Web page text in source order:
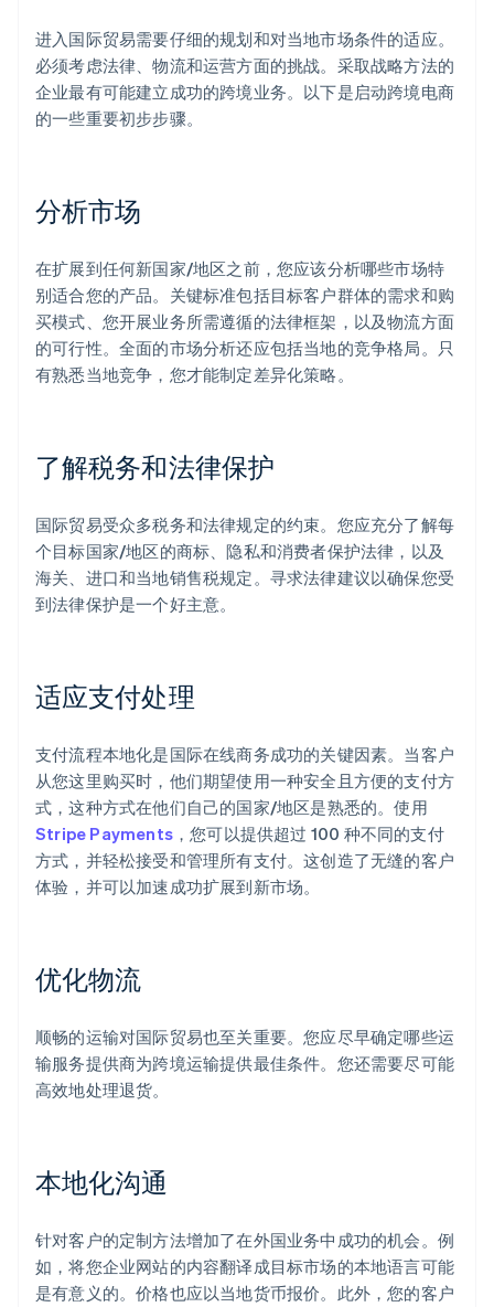
进入国际贸易需要仔细的规划和对当地市场条件的适应。
必须考虑法律、物流和运营方面的挑战。采取战略方法的
企业最有可能建立成功的跨境业务。以下是启动跨境电商
的一些重要初步步骤。
分析市场
在扩展到任何新国家/地区之前，您应该分析哪些市场特
别适合您的产品。关键标准包括目标客户群体的需求和购
买模式、您开展业务所需遵循的法律框架，以及物流方面
的可行性。全面的市场分析还应包括当地的竞争格局。只
有熟悉当地竞争，您才能制定差异化策略。
了解税务和法律保护
国际贸易受众多税务和法律规定的约束。您应充分了解每
个目标国家/地区的商标、隐私和消费者保护法律，以及
海关、进口和当地销售税规定。寻求法律建议以确保您受
到法律保护是一个好主意。
适应支付处理
支付流程本地化是国际在线商务成功的关键因素。当客户
从您这里购买时，他们期望使用一种安全且方便的支付方
式，这种方式在他们自己的国家/地区是熟悉的。使用
Stripe Payments ，您可以提供超过 100 种不同的支付
方式，并轻松接受和管理所有支付。这创造了无缝的客户
体验，并可以加速成功扩展到新市场。
优化物流
顺畅的运输对国际贸易也至关重要。您应尽早确定哪些运
输服务提供商为跨境运输提供最佳条件。您还需要尽可能
高效地处理退货。
本地化沟通
针对客户的定制方法增加了在外国业务中成功的机会。例
如，将您企业网站的内容翻译成目标市场的本地语言可能
是有意义的。价格也应以当地货币报价。此外，您的客户
阿联酋
English
English
澳大利亚
English
巴西